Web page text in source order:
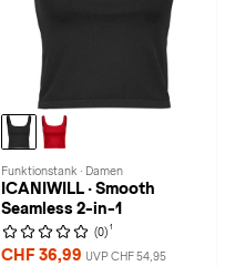
Funktionstank · Damen
ICANIWILL · Smooth
Seamless 2-in-1
(0) 1
CHF 36,99 UVP CHF 54,95